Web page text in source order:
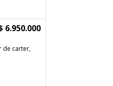
6.950.000
de carter,